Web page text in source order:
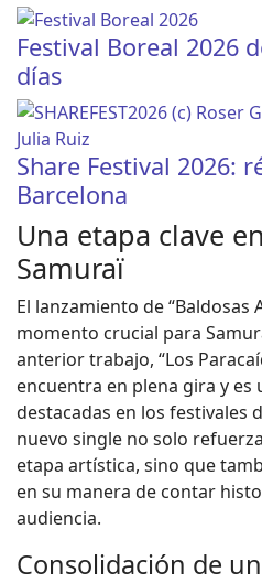
Festival Boreal 2026
días
Share Festival 2026:
Barcelona
Una etapa clave
Samuraï
El lanzamiento de “Baldosas
momento crucial para
anterior trabajo, “Los
encuentra en plena gira y es
destacadas en los festivales
nuevo single no solo
etapa artística, sino que
en su manera de contar
audiencia.
Consolidación de